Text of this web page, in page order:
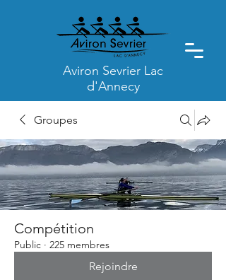
Aviron Sevrier Lac
d'Annecy
Groupes
Compétition
Public · 225 membres
Rejoindre